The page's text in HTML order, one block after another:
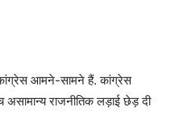
आमने-सामने हैं. कांग्रेस
राजनीतिक लड़ाई छेड़ दी